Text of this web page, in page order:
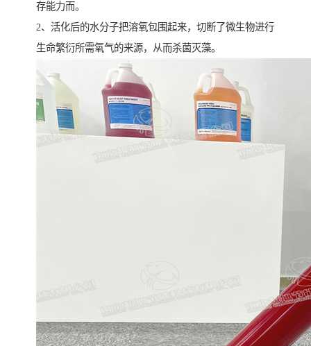
存能力而。
2、活化后的水分子把溶氧包围起来，切断了微生物进行
生命繁衍所需氧气的来源，从而杀菌灭藻。